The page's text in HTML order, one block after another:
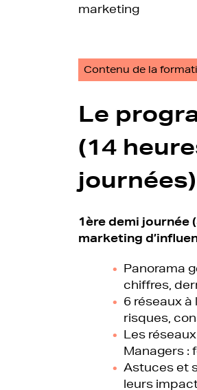
marketing
Contenu de la
Le
(14
journées)
1ère demi journée
marketing
Panorama
chiffres,
6 réseaux
risques,
Les
Managers :
Astuces et
leurs